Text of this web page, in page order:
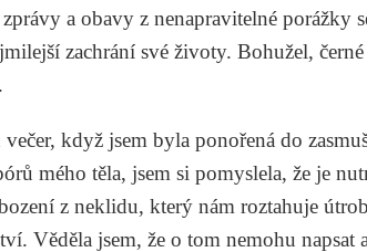
zprávy a obavy z nenapravitelné porážky
zachrání své životy. Bohužel,
večer, když jsem byla ponořená do
mého těla, jsem si pomyslela, že je
z neklidu, který nám roztahuje
Věděla jsem, že o tom nemohu napsat